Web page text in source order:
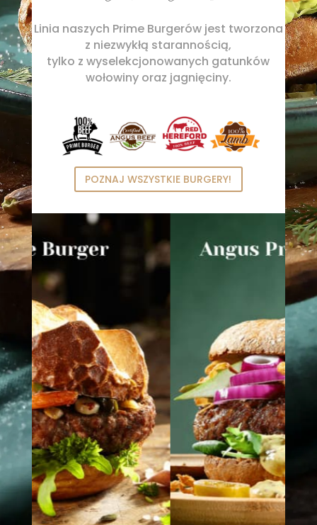
Linia naszych Prime Burgerów jest tworzona
z niezwykłą starannością,
tylko z wyselekcjonowanych gatunków
wołowiny oraz jagnięciny.
POZNAJ WSZYSTKIE BURGERY!